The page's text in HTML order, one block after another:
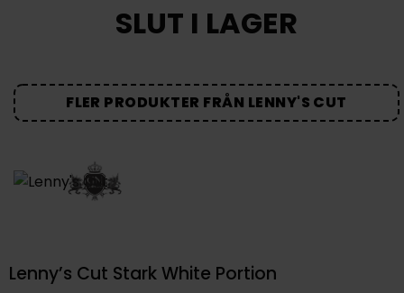
SLUT I LAGER
FLER PRODUKTER FRÅN LENNY'S CUT
Lenny’s Cut Stark White Portion